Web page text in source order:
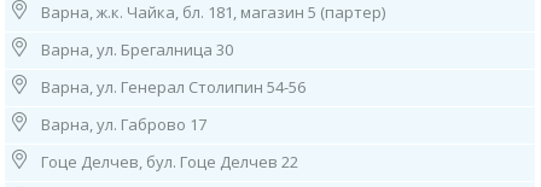
Контакти:
1. София, ул. “Бузлуджа” 64
тел: 0885 252 467, 02/952 21 36
Работно време:
07.30ч до 19.00ч /от понеделник до петък/;
8.30ч-14.30ч /събота и неделя/
Варна, ж.к. Чайка, бл. 181, магазин 5 (партер)
Варна, ул. Брегалница 30
Варна, ул. Генерал Столипин 54-56
Варна, ул. Габрово 17
Гоце Делчев, бул. Гоце Делчев 22